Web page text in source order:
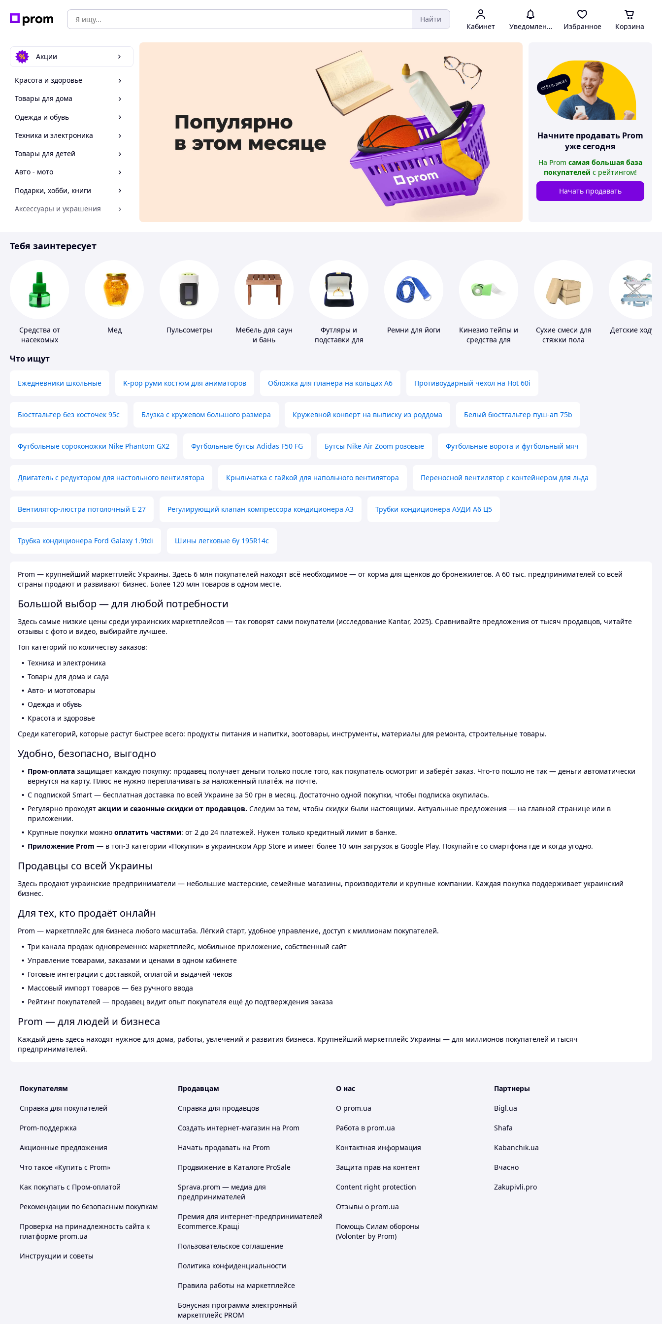
Найти
Кабинет Уведомления Избранное Корзина
Акции
Красота и здоровье
Товары для дома
Одежда и обувь
Техника и электроника
Товары для детей
Авто - мото
Подарки, хобби, книги
Аксессуары и украшения
Спорт и отдых
О! Есть заказ
Начните продавать Prom
уже сегодня
На Prom самая большая база
покупателей с рейтингом!
Начать продавать
Тебя заинтересует
Средства от
насекомых
Мед Пульсометры
Мебель для саун
и бань
Футляры и
подставки для
Ремни для йоги
Кинезио тейпы и
средства для
Сухие смеси для
стяжки пола
Детские
Что ищут
Ежедневники школьные K-pop руми костюм для аниматоров Обложка для планера на кольцах А6 Противоударный чехол на Hot 60i
Бюстгальтер без косточек 95с Блузка с кружевом большого размера Кружевной конверт на выписку из роддома Белый бюстгальтер пуш-ап 75b
Футбольные сороконожки Nike Phantom GX2 Футбольные бутсы Adidas F50 FG Бутсы Nike Air Zoom розовые Футбольные ворота и футбольный мяч
Двигатель с редуктором для настольного вентилятора Крыльчатка с гайкой для напольного вентилятора Переносной вентилятор с контейнером для льда
Вентилятор-люстра потолочный E 27 Регулирующий клапан компрессора кондиционера А3 Трубки кондиционера АУДИ А6 Ц5
Трубка кондиционера Ford Galaxy 1.9tdi Шины легковые бу 195R14c
Prom — крупнейший маркетплейс Украины. Здесь 6 млн покупателей находят всё необходимое — от корма для щенков до бронежилетов. А 60 тыс. предпринимателей со всей
страны продают и развивают бизнес. Более 120 млн товаров в одном месте.
Большой выбор — для любой потребности
Здесь самые низкие цены среди украинских маркетплейсов — так говорят сами покупатели (исследование Kantar, 2025). Сравнивайте предложения от тысяч продавцов, читайте
отзывы с фото и видео, выбирайте лучшее.
Топ категорий по количеству заказов:
Техника и электроника
Товары для дома и сада
Авто- и мототовары
Одежда и обувь
Красота и здоровье
Среди категорий, которые растут быстрее всего: продукты питания и напитки, зоотовары, инструменты, материалы для ремонта, строительные товары.
Удобно, безопасно, выгодно
Пром-оплата защищает каждую покупку: продавец получает деньги только после того, как покупатель осмотрит и заберёт заказ. Что-то пошло не так — деньги автоматически
вернутся на карту. Плюс не нужно переплачивать за наложенный платёж на почте.
С подпиской Smart — бесплатная доставка по всей Украине за 50 грн в месяц. Достаточно одной покупки, чтобы подписка окупилась.
Регулярно проходят акции и сезонные скидки от продавцов. Следим за тем, чтобы скидки были настоящими. Актуальные предложения — на главной странице или в
приложении.
Крупные покупки можно оплатить частями: от 2 до 24 платежей. Нужен только кредитный лимит в банке.
Приложение Prom — в топ-3 категории «Покупки» в украинском App Store и имеет более 10 млн загрузок в Google Play. Покупайте со смартфона где и когда угодно.
Продавцы со всей Украины
Здесь продают украинские предприниматели — небольшие мастерские, семейные магазины, производители и крупные компании. Каждая покупка поддерживает украинский
бизнес.
Для тех, кто продаёт онлайн
Prom — маркетплейс для бизнеса любого масштаба. Лёгкий старт, удобное управление, доступ к миллионам покупателей.
Три канала продаж одновременно: маркетплейс, мобильное приложение, собственный сайт
Управление товарами, заказами и ценами в одном кабинете
Готовые интеграции с доставкой, оплатой и выдачей чеков
Массовый импорт товаров — без ручного ввода
Рейтинг покупателей — продавец видит опыт покупателя ещё до подтверждения заказа
Prom — для людей и бизнеса
Каждый день здесь находят нужное для дома, работы, увлечений и развития бизнеса. Крупнейший маркетплейс Украины — для миллионов покупателей и тысяч
предпринимателей.
Покупателям
Справка для покупателей
Prom-поддержка
Акционные предложения
Что такое «Купить с Prom»
Как покупать с Пром-оплатой
Рекомендации по безопасным покупкам
Проверка на принадлежность сайта к
платформе prom.ua
Инструкции и советы
Продавцам
Справка для продавцов
Создать интернет-магазин на Prom
Начать продавать на Prom
Продвижение в Каталоге ProSale
Sprava.prom — медиа для
предпринимателей
Премия для интернет-предпринимателей
Ecommerce.Кращі
Пользовательское соглашение
Политика конфиденциальности
Правила работы на маркетплейсе
Бонусная программа электронный
маркетплейс PROM
О нас
О prom.ua
Работа в prom.ua
Контактная информация
Защита прав на контент
Content right protection
Отзывы о prom.ua
Помощь Силам обороны
(Volonter by Prom)
Партнеры
Bigl.ua
Shafa
Kabanchik.ua
Вчасно
Zakupivli.pro